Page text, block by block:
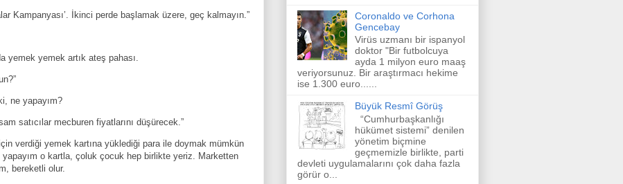
Kampanyası’. İkinci perde başlamak üzere, geç kalmayın.”
yemek yemek artık ateş pahası.
ne yapayım?
satıcılar mecburen fiyatlarını düşürecek.”
verdiği yemek kartına yüklediği para ile doymak mümkün
o kartla, çoluk çocuk hep birlikte yeriz. Marketten
bereketli olur.
Coronaldo ve Corhona
Gencebay
Virüs uzmanı bir ispanyol
doktor "Bir futbolcuya
ayda 1 milyon euro maaş
veriyorsunuz. Bir araştırmacı hekime
ise 1.300 euro......
Büyük Resmî Görüş
“Cumhurbaşkanlığı
hükümet sistemi” denilen
yönetim biçmine
geçmemizle birlikte, parti
devleti uygulamalarını çok daha fazla
görür o...